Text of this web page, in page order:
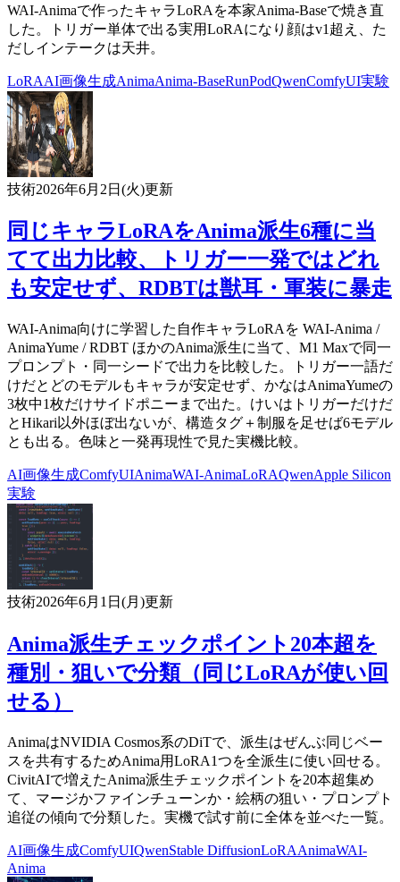
WAI-Animaで作ったキャラLoRAを本家Anima-Baseで焼き直
した。トリガー単体で出る実用LoRAになり顔はv1超え、た
だしインテークは天井。
LoRAAI画像生成AnimaAnima-BaseRunPodQwenComfyUI実験
技術2026年6月2日(火)更新
同じキャラLoRAをAnima派生6種に当
てて出力比較、トリガー一発ではどれ
も安定せず、RDBTは獣耳・軍装に暴走
WAI-Anima向けに学習した自作キャラLoRAを WAI-Anima /
AnimaYume / RDBT ほかのAnima派生に当て、M1 Maxで同一
プロンプト・同一シードで出力を比較した。トリガー一語だ
けだとどのモデルもキャラが安定せず、かなはAnimaYumeの
3枚中1枚だけサイドポニーまで出た。けいはトリガーだけだ
とHikari以外ほぼ出ないが、構造タグ＋制服を足せば6モデル
とも出る。色味と一発再現性で見た実機比較。
AI画像生成ComfyUIAnimaWAI-AnimaLoRAQwenApple Silicon
実験
技術2026年6月1日(月)更新
Anima派生チェックポイント20本超を
種別・狙いで分類（同じLoRAが使い回
せる）
AnimaはNVIDIA Cosmos系のDiTで、派生はぜんぶ同じベー
スを共有するためAnima用LoRA1つを全派生に使い回せる。
CivitAIで増えたAnima派生チェックポイントを20本超集め
て、マージかファインチューンか・絵柄の狙い・プロンプト
追従の傾向で分類した。実機で試す前に全体を並べた一覧。
AI画像生成ComfyUIQwenStable DiffusionLoRAAnimaWAI-
Anima